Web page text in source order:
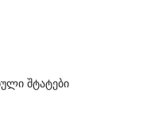
შტატები